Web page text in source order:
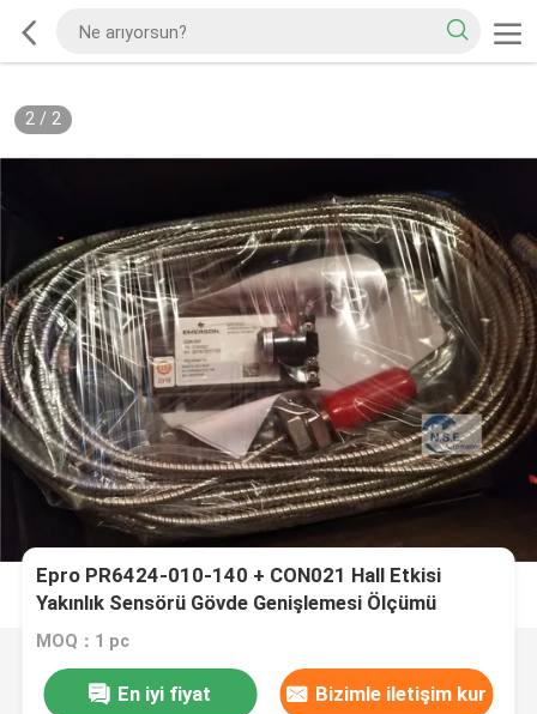
2/ 2
Epro PR6424-010-140 + CON021 Hall Etkisi
Yakınlık Sensörü Gövde Genişlemesi Ölçümü
MOQ：1 pc
En iyi fiyat Bizimle iletişim kur